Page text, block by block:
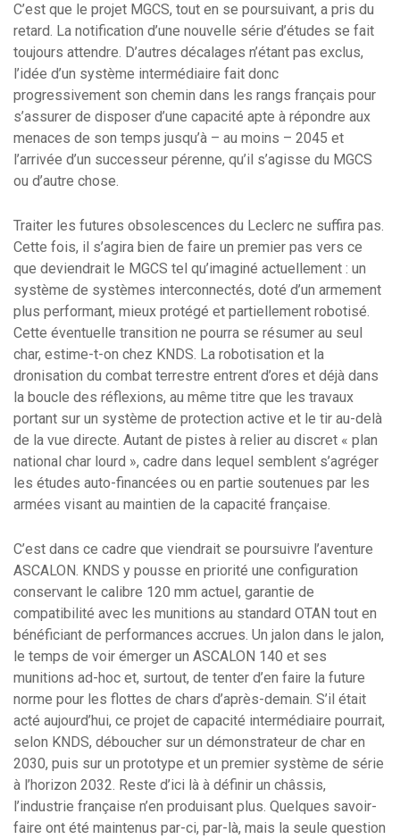
C’est que le projet MGCS, tout en se poursuivant, a pris du
retard. La notification d’une nouvelle série d’études se fait
toujours attendre. D’autres décalages n’étant pas exclus,
l’idée d’un système intermédiaire fait donc
progressivement son chemin dans les rangs français pour
s’assurer de disposer d’une capacité apte à répondre aux
menaces de son temps jusqu’à – au moins – 2045 et
l’arrivée d’un successeur pérenne, qu’il s’agisse du MGCS
ou d’autre chose.
Traiter les futures obsolescences du Leclerc ne suffira pas.
Cette fois, il s’agira bien de faire un premier pas vers ce
que deviendrait le MGCS tel qu’imaginé actuellement : un
système de systèmes interconnectés, doté d’un armement
plus performant, mieux protégé et partiellement robotisé.
Cette éventuelle transition ne pourra se résumer au seul
char, estime-t-on chez KNDS. La robotisation et la
dronisation du combat terrestre entrent d’ores et déjà dans
la boucle des réflexions, au même titre que les travaux
portant sur un système de protection active et le tir au-delà
de la vue directe. Autant de pistes à relier au discret « plan
national char lourd », cadre dans lequel semblent s’agréger
les études auto-financées ou en partie soutenues par les
armées visant au maintien de la capacité française.
C’est dans ce cadre que viendrait se poursuivre l’aventure
ASCALON. KNDS y pousse en priorité une configuration
conservant le calibre 120 mm actuel, garantie de
compatibilité avec les munitions au standard OTAN tout en
bénéficiant de performances accrues. Un jalon dans le jalon,
le temps de voir émerger un ASCALON 140 et ses
munitions ad-hoc et, surtout, de tenter d’en faire la future
norme pour les flottes de chars d’après-demain. S’il était
acté aujourd’hui, ce projet de capacité intermédiaire pourrait,
selon KNDS, déboucher sur un démonstrateur de char en
2030, puis sur un prototype et un premier système de série
à l’horizon 2032. Reste d’ici là à définir un châssis,
l’industrie française n’en produisant plus. Quelques savoir-
faire ont été maintenus par-ci, par-là, mais la seule question